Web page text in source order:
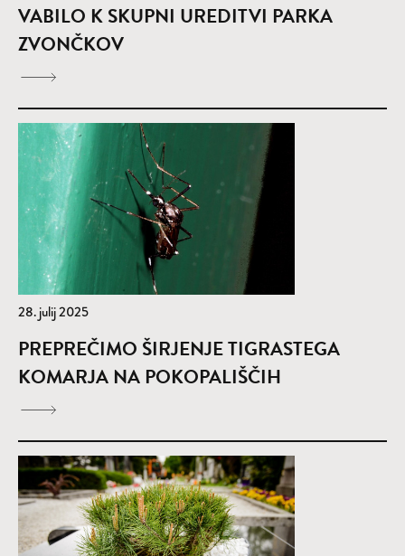
VABILO K SKUPNI UREDITVI PARKA
ZVONČKOV
28. julij 2025
PREPREČIMO ŠIRJENJE TIGRASTEGA
KOMARJA NA POKOPALIŠČIH